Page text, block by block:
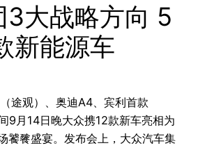
3大战略方向 5
新能源车
途观）、奥迪A4、宾利首款
9月14日晚大众携12款新车亮相为
饕餮盛宴。发布会上，大众汽车集